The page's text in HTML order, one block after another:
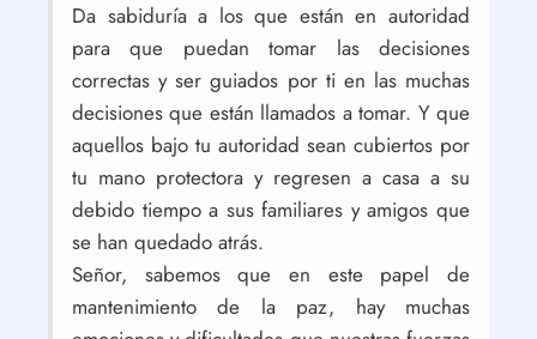
Da sabiduría a los que están en autoridad
para que puedan tomar las decisiones
correctas y ser guiados por ti en las muchas
decisiones que están llamados a tomar. Y que
aquellos bajo tu autoridad sean cubiertos por
tu mano protectora y regresen a casa a su
debido tiempo a sus familiares y amigos que
se han quedado atrás.
Señor, sabemos que en este papel de
mantenimiento de la paz, hay muchas